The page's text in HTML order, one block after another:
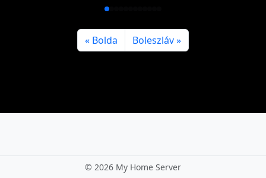
Bolda Boleszláv
© 2026 My Home Server